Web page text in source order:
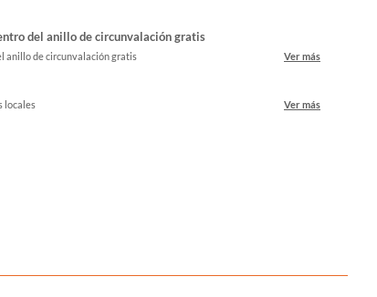
del anillo de circunvalación gratis
anillo de circunvalación gratis Ver más
locales Ver más